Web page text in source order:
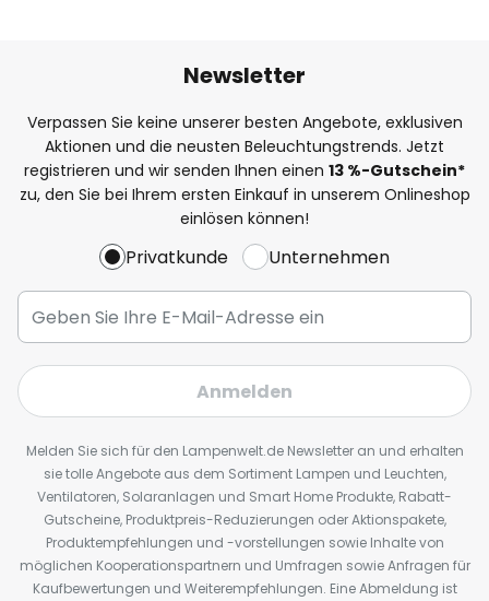
Newsletter
Verpassen Sie keine unserer besten Angebote, exklusiven
Aktionen und die neusten Beleuchtungstrends. Jetzt
registrieren und wir senden Ihnen einen 13 %-Gutschein*
zu, den Sie bei Ihrem ersten Einkauf in unserem Onlineshop
einlösen können!
Privatkunde Unternehmen
Anmelden
Melden Sie sich für den Lampenwelt.de Newsletter an und erhalten
sie tolle Angebote aus dem Sortiment Lampen und Leuchten,
Ventilatoren, Solaranlagen und Smart Home Produkte, Rabatt-
Gutscheine, Produktpreis-Reduzierungen oder Aktionspakete,
Produktempfehlungen und -vorstellungen sowie Inhalte von
möglichen Kooperationspartnern und Umfragen sowie Anfragen für
Kaufbewertungen und Weiterempfehlungen. Eine Abmeldung ist